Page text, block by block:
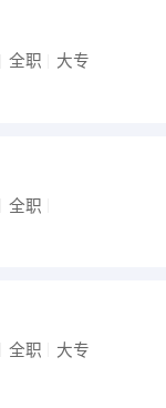
全职 大专
全职
全职 大专